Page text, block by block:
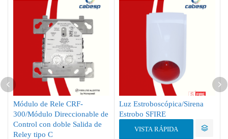
Módulo de Rele CRF-
300/Módulo Direccionable de
Control con doble Salida de
Reley tipo C
Luz Estroboscópica/Sirena
Estrobo SFIRE
VISTA RÁPIDA